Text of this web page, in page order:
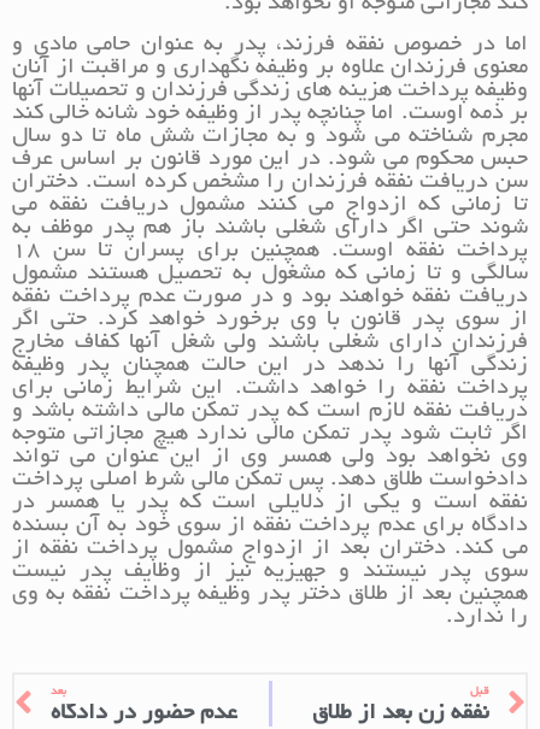
کند مجازاتی متوجه او نخواهد بود.
اما در خصوص نفقه فرزند، پدر به عنوان حامی مادی و
معنوی فرزندان علاوه بر وظیفه نگهداری و مراقبت از آنان
وظیفه پرداخت هزینه های زندگی فرزندان و تحصیلات آنها
بر ذمه اوست. اما چنانچه پدر از وظیفه خود شانه خالی کند
مجرم شناخته می شود و به مجازات شش ماه تا دو سال
حبس محکوم می شود. در این مورد قانون بر اساس عرف
سن دریافت نفقه فرزندان را مشخص کرده است. دختران
تا زمانی که ازدواج می کنند مشمول دریافت نفقه می
شوند حتی اگر دارای شغلی باشند باز هم پدر موظف به
پرداخت نفقه اوست. همچنین برای پسران تا سن ۱۸
سالگی و تا زمانی که مشغول به تحصیل هستند مشمول
دریافت نفقه خواهند بود و در صورت عدم پرداخت نفقه
از سوی پدر قانون با وی برخورد خواهد کرد. حتی اگر
فرزندان دارای شغلی باشند ولی شغل آنها کفاف مخارج
زندگی آنها را ندهد در این حالت همچنان پدر وظیفه
پرداخت نفقه را خواهد داشت. این شرایط زمانی برای
دریافت نفقه لازم است که پدر تمکن مالی داشته باشد و
اگر ثابت شود پدر تمکن مالی ندارد هیچ مجازاتی متوجه
وی نخواهد بود ولی همسر وی از این عنوان می تواند
دادخواست طلاق دهد. پس تمکن مالی شرط اصلی پرداخت
نفقه است و یکی از دلایلی است که پدر یا همسر در
دادگاه برای عدم پرداخت نفقه از سوی خود به آن بسنده
می کند. دختران بعد از ازدواج مشمول پرداخت نفقه از
سوی پدر نیستند و جهیزیه نیز از وظایف پدر نیست
همچنین بعد از طلاق دختر پدر وظیفه پرداخت نفقه به وی
را ندارد.
قبل
نفقه زن بعد از طلاق
بعد
عدم حضور در دادگاه